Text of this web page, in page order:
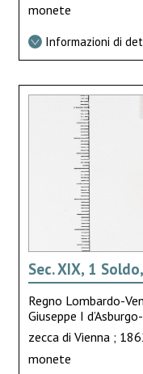
monete
Informazioni di
Sec. XIX, 1
Regno Lombardo-
Giuseppe I
zecca di Vienna ;
monete